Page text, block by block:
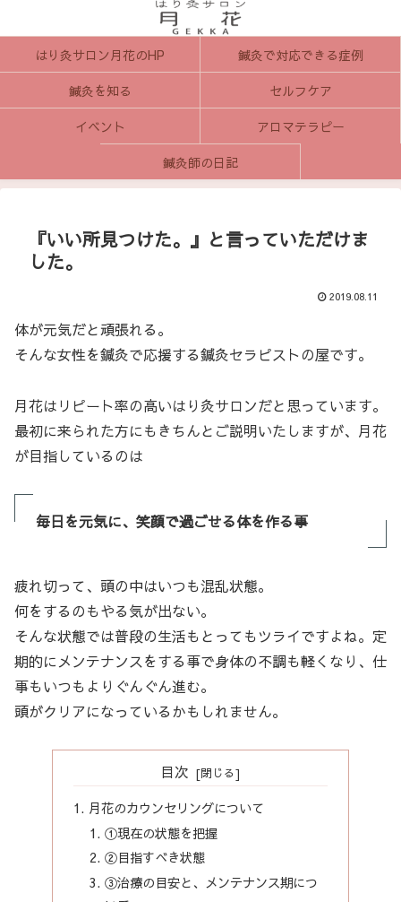
はり灸サロン月花のHP
鍼灸で対応できる症例
鍼灸を知る
セルフケア
イベント
アロマテラピー
鍼灸師の日記
『いい所見つけた。』と言っていただけま
した。
2019.08.11
体が元気だと頑張れる。
そんな女性を鍼灸で応援する鍼灸セラピストの屋です。
月花はリピート率の高いはり灸サロンだと思っています。
最初に来られた方にもきちんとご説明いたしますが、月花
が目指しているのは
毎日を元気に、笑顔で過ごせる体を作る事
疲れ切って、頭の中はいつも混乱状態。
何をするのもやる気が出ない。
そんな状態では普段の生活もとってもツライですよね。定
期的にメンテナンスをする事で身体の不調も軽くなり、仕
事もいつもよりぐんぐん進む。
頭がクリアになっているかもしれません。
目次
月花のカウンセリングについて
①現在の状態を把握
②目指すべき状態
③治療の目安と、メンテナンス期につ